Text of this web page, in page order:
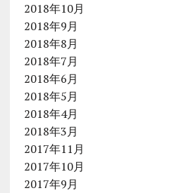
2018年10月
2018年9月
2018年8月
2018年7月
2018年6月
2018年5月
2018年4月
2018年3月
2017年11月
2017年10月
2017年9月